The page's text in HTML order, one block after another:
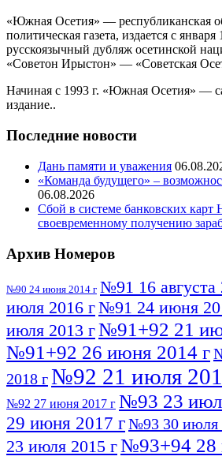
«Южная Осетия» — республиканская
политическая газета, издается с января
русскоязычный дубляж осетинской
«Советон Ирыстон» — «Советская
Начиная с 1993 г. «Южная Осетия» —
издание..
Последние новости
Дань памяти и уважения
«Команда будущего» –
06.08.2026
Сбой в системе банковских карт
своевременному получению
Архив Номеров
№90 24 июня 2014 г №91 16 августа
июля 2016 г№91 24 июня
июля 2013 г№91+92 21
№91+92 26 июня 2014 г
2018 г№92 21 июля
№92 27 июня 2017 г №93 23
29 июня 2017 г№93 30 июля
23 июля 2015 г№93+94 28